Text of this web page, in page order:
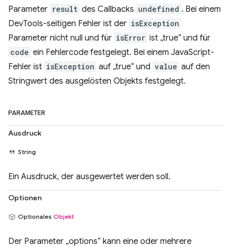
Parameter result des Callbacks undefined . Bei einem
DevTools-seitigen Fehler ist der isException
Parameter nicht null und für isError ist „true“ und für
code ein Fehlercode festgelegt. Bei einem JavaScript-
Fehler ist isException auf „true“ und value auf den
Stringwert des ausgelösten Objekts festgelegt.
PARAMETER
Ausdruck
String
Ein Ausdruck, der ausgewertet werden soll.
Optionen
Optionales Objekt
Der Parameter „options“ kann eine oder mehrere